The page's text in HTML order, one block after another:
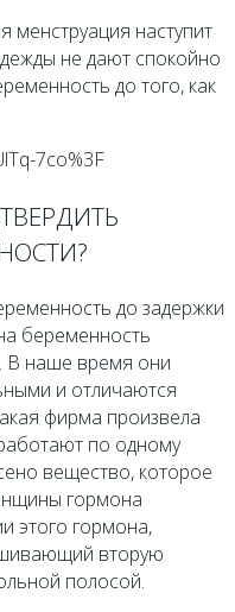
менструация наступит
не дают спокойно
до того, как
7co%3F
беременность
В наше время они
и отличаются
фирма произвела
по одному
вещество, которое
гормона
этого гормона,
вторую
полосой.